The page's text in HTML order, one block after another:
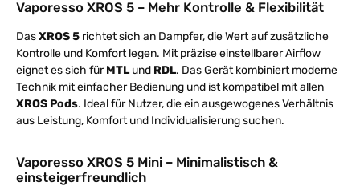
Vaporesso XROS 5 – Mehr Kontrolle & Flexibilität
DasXROS 5 richtet sich an Dampfer, die Wert auf zusätzliche
Kontrolle und Komfort legen. Mit präzise einstellbarer Airflow
eignet es sich fürMTLund RDL. Das Gerät kombiniert moderne
Technik mit einfacher Bedienung und ist kompatibel mit allen
XROS Pods. Ideal für Nutzer, die ein ausgewogenes Verhältnis
aus Leistung, Komfort und Individualisierung suchen.
Vaporesso XROS 5 Mini – Minimalistisch &
einsteigerfreundlich